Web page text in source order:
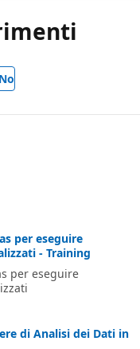
No
per eseguire
- Training
per eseguire
di Analisi dei Dati in